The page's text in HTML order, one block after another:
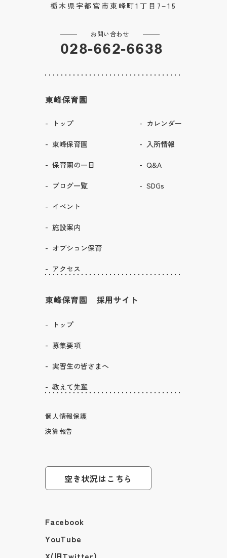
栃木県宇都宮市東峰町1丁目7−15
お問い合わせ
028-662-6638
東峰保育園
トップ
東峰保育園
保育園の一日
ブログ一覧
イベント
施設案内
オプション保育
アクセス
カレンダー
入所情報
Q&A
SDGs
東峰保育園 採用サイト
トップ
募集要項
実習生の皆さまへ
教えて先輩
個人情報保護
決算報告
空き状況はこちら
Facebook
YouTube